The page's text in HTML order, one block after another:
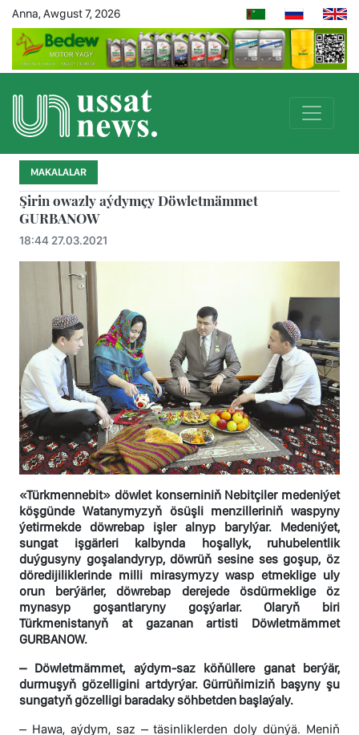
Anna, Awgust 7, 2026
MAKALALAR
Şirin owazly aýdymçy Döwletmämmet
GURBANOW
18:44 27.03.2021
«Türkmennebit» döwlet konserniniň Nebitçiler medeniýet
köşgünde Watanymyzyň ösüşli menzilleriniň waspyny
ýetirmekde döwrebap işler alnyp barylýar. Medeniýet,
sungat işgärleri kalbynda hoşallyk, ruhubelentlik
duýgusyny goşalandyryp, döwrüň sesine ses goşup, öz
döredijiliklerinde milli mirasymyzy wasp etmeklige uly
orun berýärler, döwrebap derejede ösdürmeklige öz
mynasyp goşantlaryny goşýarlar. Olaryň biri
Türkmenistanyň at gazanan artisti Döwletmämmet
GURBANOW.
– Döwletmämmet, aýdym-saz köňüllere ganat berýär,
durmuşyň gözelligini artdyrýar. Gürrüňimiziň başyny şu
sungatyň gözelligi baradaky söhbetden başlaýaly.
– Hawa, aýdym, saz – täsinliklerden doly dünýä. Meniň